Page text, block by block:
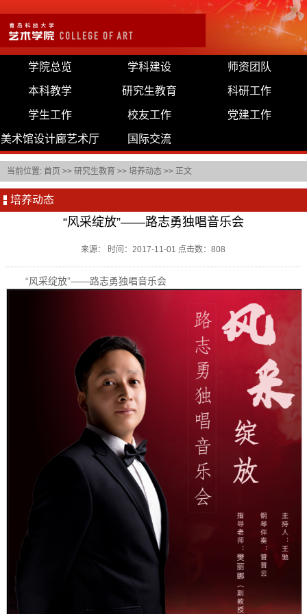
学院总览 学科建设 师资团队
本科教学 研究生教育 科研工作
学生工作 校友工作 党建工作
美术馆设计廊艺术厅 国际交流
当前位置: 首页 >> 研究生教育 >> 培养动态 >> 正文
培养动态
“风采绽放”——路志勇独唱音乐会
来源： 时间：2017-11-01 点击数：808
“风采绽放”——路志勇独唱音乐会